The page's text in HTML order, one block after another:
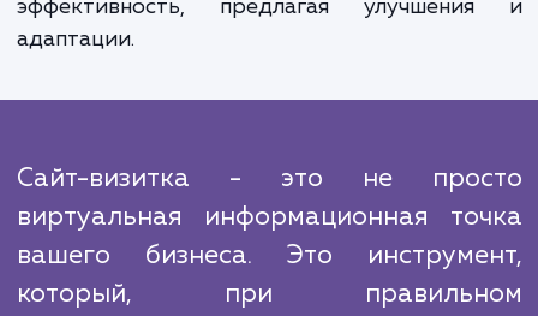
различные устройства, так как
интернетом с мобильных устройств.
вашего сайта, чтобы увеличить его
поисковых системах и привлечь
потенциальных клиентов.
Но наша работа не заканчивается с